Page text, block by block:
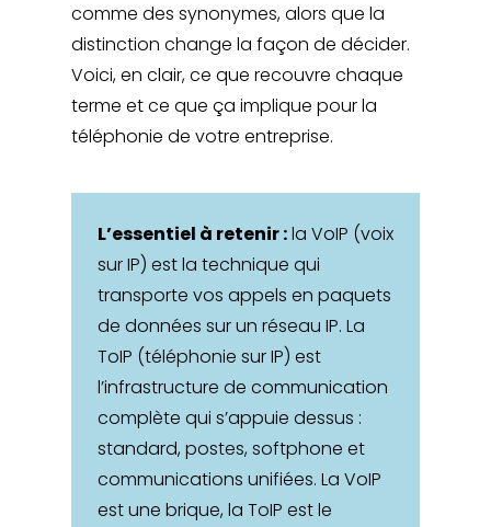
comme des synonymes, alors que la
distinction change la façon de décider.
Voici, en clair, ce que recouvre chaque
terme et ce que ça implique pour la
téléphonie de votre entreprise.
L’essentiel à retenir :la VoIP (voix
sur IP) est la technique qui
transporte vos appels en paquets
de données sur un réseau IP. La
ToIP (téléphonie sur IP) est
l’infrastructure de communication
complète qui s’appuie dessus :
standard, postes, softphone et
communications unifiées. La VoIP
est une brique, la ToIP est le